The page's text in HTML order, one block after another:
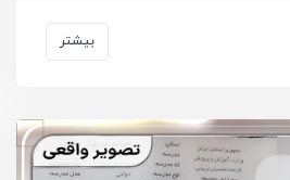
بیشتر